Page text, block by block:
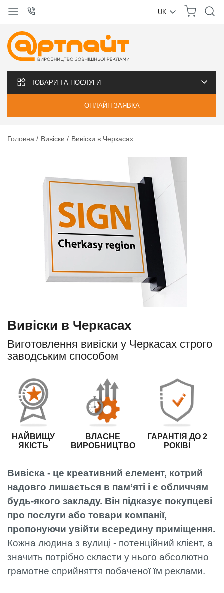
UK
ТОВАРИ ТА ПОСЛУГИ
ОНЛАЙН-ЗАЯВКА
Головна Вивіски Вивіски в Черкасах
Вивіски в Черкасах
Виготовлення вивіски у Черкасах строго
заводським способом
НАЙВИЩУ
ЯКІСТЬ
ВЛАСНЕ
ВИРОБНИЦТВО
ГАРАНТІЯ ДО 2
РОКІВ!
Вивіска - це креативний елемент, котрий
надовго лишається в пам’яті і є обличчям
будь-якого закладу. Він підказує покупцеві
про послуги або товари компанії,
пропонуючи увійти всередину приміщення.
Кожна людина з вулиці - потенційний клієнт, а
значить потрібно скласти у нього абсолютно
грамотне сприйняття побаченої їм реклами.